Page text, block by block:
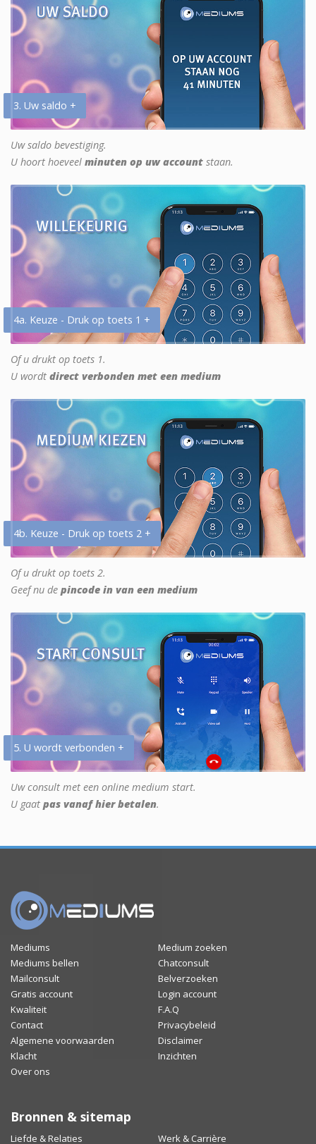
3. Uw saldo +
Uw saldo bevestiging.
U hoort hoeveel minuten op uw account staan.
4a. Keuze - Druk op toets 1 +
Of u drukt op toets 1.
U wordt direct verbonden met een medium
4b. Keuze - Druk op toets 2 +
Of u drukt op toets 2.
Geef nu de pincode in van een medium
5. U wordt verbonden +
Uw consult met een online medium start.
U gaat pas vanaf hier betalen.
Mediums
Medium zoeken
Mediums bellen
Chatconsult
Mailconsult
Belverzoeken
Gratis account
Login account
Kwaliteit
F.A.Q
Contact
Privacybeleid
Algemene voorwaarden
Disclaimer
Klacht
Inzichten
Over ons
Bronnen & sitemap
Liefde & Relaties Werk & Carrière